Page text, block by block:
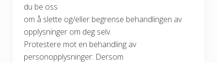
du be oss
om å slette og/eller begrense behandlingen av
opplysninger om deg selv.
Protestere mot en behandling av
personopplysninger: Dersom